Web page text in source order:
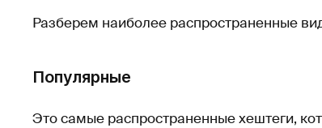
Разберем наиболее распространенные
Популярные
Это самые распространенные хештеги,